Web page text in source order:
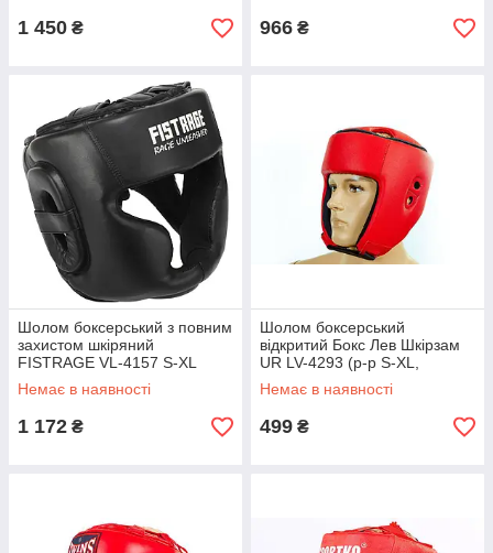
1 450 ₴ 966 ₴
Шолом боксерський з повним
захистом шкіряний
FISTRAGE VL-4157 S-XL
кольори в асортименті
Немає в наявності
1 172 ₴
Шолом боксерський
відкритий Бокс Лев Шкірзам
UR LV-4293 (р-р S-XL,
кольори в асортименті)
Немає в наявності
499 ₴